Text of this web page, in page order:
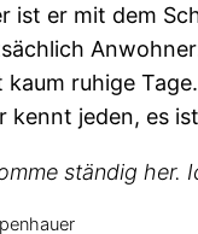
ist er mit dem
kaum ruhige
kennt jeden, es
ständig her.